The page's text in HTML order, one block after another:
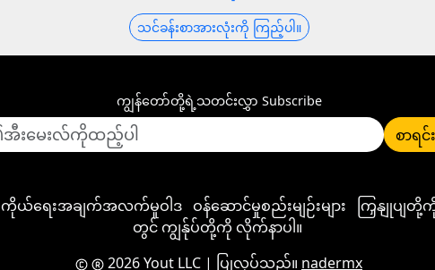
သင်ခန်းစာအားလုံးကို ကြည့်ပါ။
ကျွန်တော်တို့ရဲ့သတင်းလွှာ Subscribe
စာရင်
ကိုယ်ရေးအချက်အလက်မူဝါဒ ဝန်ဆောင်မှုစည်းမျဉ်းများ ကြှနျုပျ
တွင် ကျွန်ုပ်တို့ကို လိုက်နာပါ။
2026 Yout LLC | ပြုလုပ်သည်။ nadermx